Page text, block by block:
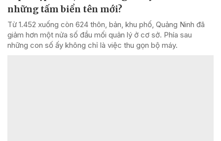
những tấm biển tên mới?
Từ 1.452 xuống còn 624 thôn, bản, khu phố, Quảng Ninh đã
giảm hơn một nửa số đầu mối quản lý ở cơ sở. Phía sau
những con số ấy không chỉ là việc thu gọn bộ máy.